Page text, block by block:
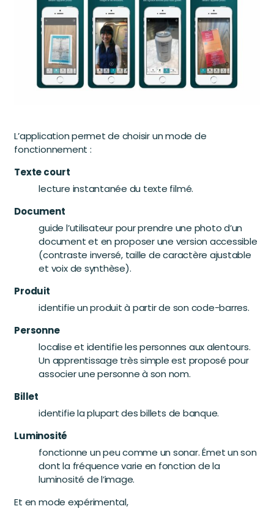
L’application permet de choisir un mode de
fonctionnement :
Texte court
lecture instantanée du texte filmé.
Document
guide l’utilisateur pour prendre une photo d’un
document et en proposer une version accessible
(contraste inversé, taille de caractère ajustable
et voix de synthèse).
Produit
identifie un produit à partir de son code-barres.
Personne
localise et identifie les personnes aux alentours.
Un apprentissage très simple est proposé pour
associer une personne à son nom.
Billet
identifie la plupart des billets de banque.
Luminosité
fonctionne un peu comme un sonar. Émet un son
dont la fréquence varie en fonction de la
luminosité de l’image.
Et en mode expérimental,